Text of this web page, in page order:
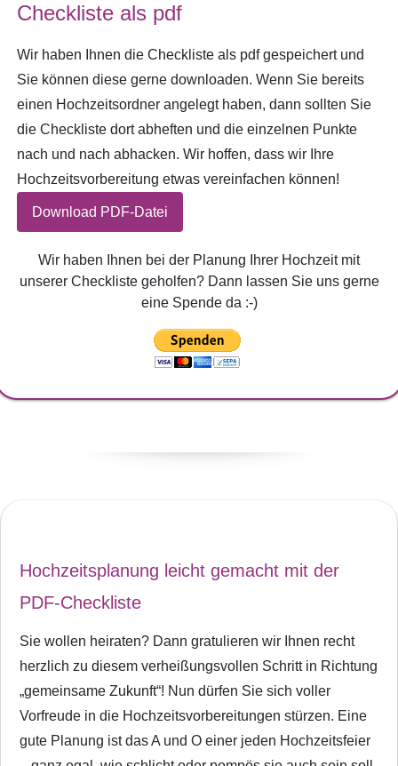
Checkliste als pdf
Wir haben Ihnen die Checkliste als pdf gespeichert und
Sie können diese gerne downloaden. Wenn Sie bereits
einen Hochzeitsordner angelegt haben, dann sollten Sie
die Checkliste dort abheften und die einzelnen Punkte
nach und nach abhacken. Wir hoffen, dass wir Ihre
Hochzeitsvorbereitung etwas vereinfachen können!
Download PDF-Datei
Wir haben Ihnen bei der Planung Ihrer Hochzeit mit
unserer Checkliste geholfen? Dann lassen Sie uns gerne
eine Spende da :-)
Hochzeitsplanung leicht gemacht mit der
PDF-Checkliste
Sie wollen heiraten? Dann gratulieren wir Ihnen recht
herzlich zu diesem verheißungsvollen Schritt in Richtung
„gemeinsame Zukunft“! Nun dürfen Sie sich voller
Vorfreude in die Hochzeitsvorbereitungen stürzen. Eine
gute Planung ist das A und O einer jeden Hochzeitsfeier